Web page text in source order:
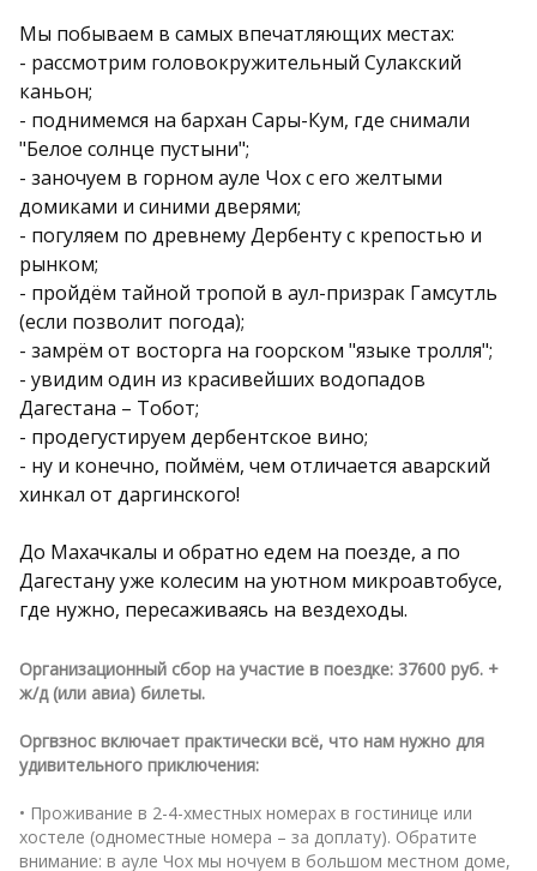
Мы побываем в самых впечатляющих местах:
- рассмотрим головокружительный Сулакский
каньон;
- поднимемся на бархан Сары-Кум, где снимали
"Белое солнце пустыни";
- заночуем в горном ауле Чох с его желтыми
домиками и синими дверями;
- погуляем по древнему Дербенту с крепостью и
рынком;
- пройдём тайной тропой в аул-призрак Гамсутль
(если позволит погода);
- замрём от восторга на гоорском "языке тролля";
- увидим один из красивейших водопадов
Дагестана – Тобот;
- продегустируем дербентское вино;
- ну и конечно, поймём, чем отличается аварский
хинкал от даргинского!
До Махачкалы и обратно едем на поезде, а по
Дагестану уже колесим на уютном микроавтобусе,
где нужно, пересаживаясь на вездеходы.
Организационный сбор на участие в поездке: 37600 руб. +
ж/д (или авиа) билеты.
Оргвзнос включает практически всё, что нам нужно для
удивительного приключения:
• Проживание в 2-4-хместных номерах в гостинице или
хостеле (одноместные номера – за доплату). Обратите
внимание: в ауле Чох мы ночуем в большом местном доме,